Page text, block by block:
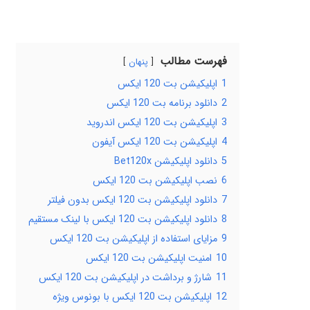
فهرست مطالب پنهان
1 اپلیکیشن بت 120 ایکس
2 دانلود برنامه بت 120 ایکس
3 اپلیکیشن بت 120 ایکس اندروید
4 اپلیکیشن بت 120 ایکس آیفون
5 دانلود اپلیکیشن Bet120x
6 نصب اپلیکیشن بت 120 ایکس
7 دانلود اپلیکیشن بت 120 ایکس بدون فیلتر
8 دانلود اپلیکیشن بت 120 ایکس با لینک مستقیم
9 مزایای استفاده از اپلیکیشن بت 120 ایکس
10 امنیت اپلیکیشن بت 120 ایکس
11 شارژ و برداشت در اپلیکیشن بت 120 ایکس
12 اپلیکیشن بت 120 ایکس با بونوس ویژه